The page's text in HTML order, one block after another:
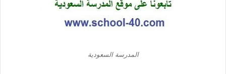
المدرسة السعودية